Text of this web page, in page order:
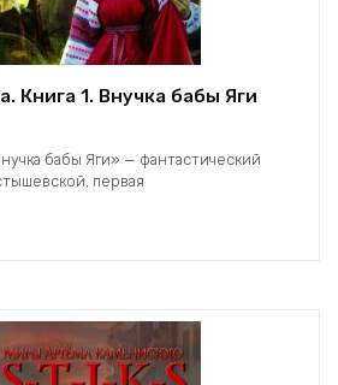
Книга 1. Внучка бабы Яги
бабы Яги» — фантастический
первая